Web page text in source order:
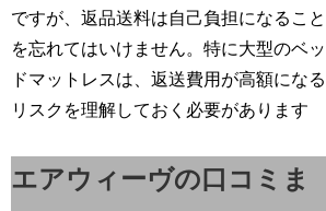
ですが、返品送料は自己負担になること
を忘れてはいけません。特に大型のベッ
ドマットレスは、返送費用が高額になる
リスクを理解しておく必要があります
エアウィーヴの口コミま